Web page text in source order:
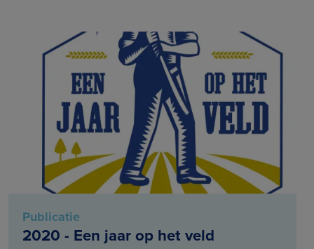
Publicatie
2020 - Een jaar op het veld